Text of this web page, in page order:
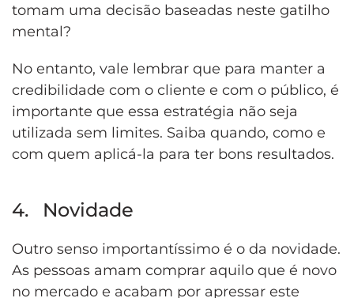
tomam uma decisão baseadas neste gatilho
mental?
No entanto, vale lembrar que para manter a
credibilidade com o cliente e com o público, é
importante que essa estratégia não seja
utilizada sem limites. Saiba quando, como e
com quem aplicá-la para ter bons resultados.
4. Novidade
Outro senso importantíssimo é o da novidade.
As pessoas amam comprar aquilo que é novo
no mercado e acabam por apressar este